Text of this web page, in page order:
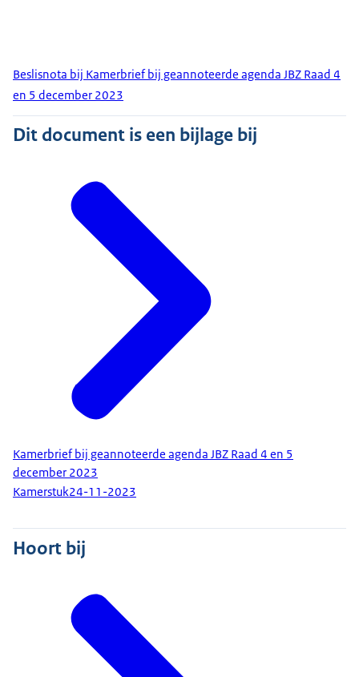
Beslisnota bij Kamerbrief bij geannoteerde agenda JBZ Raad 4
en 5 december 2023
Dit document is een bijlage bij
Kamerbrief bij geannoteerde agenda JBZ Raad 4 en 5
december 2023
Kamerstuk24-11-2023
Hoort bij